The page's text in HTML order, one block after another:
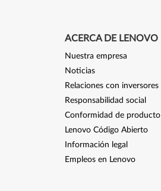
ACERCA DE LENOVO
Nuestra empresa
Noticias
Relaciones con inversores
Responsabilidad social
Conformidad de producto
Lenovo Código Abierto
Información legal
Empleos en Lenovo